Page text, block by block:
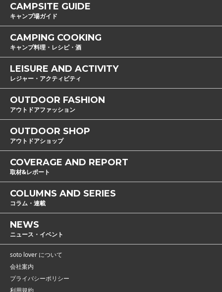
CAMPSITE GUIDE
キャンプ場ガイド
CAMPING COOKING
キャンプ料理・レシピ・酒
LEISURE AND ACTIVITY
レジャー・アクティビティ
OUTDOOR FASHION
アウトドアファッション
OUTDOOR SHOP
アウトドアショップ
COVERAGE AND REPORT
取材&レポート
COLUMNS AND SERIES
コラム・連載
NEWS
ニュース・イベント
soto lover について
会社案内
プライバシーポリシー
利用規約